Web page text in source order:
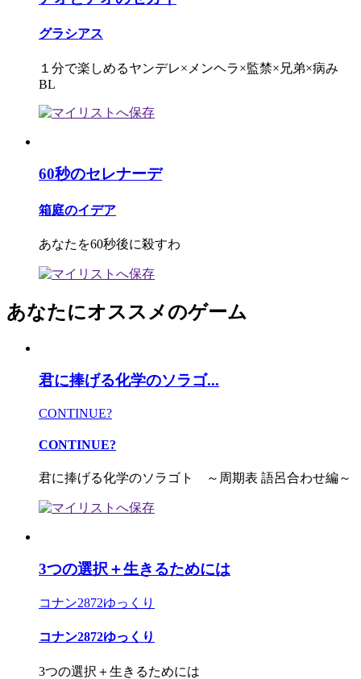
グラシアス
１分で楽しめるヤンデレ×メンヘラ×監禁×兄弟×病み
BL
60秒のセレナーデ
箱庭のイデア
あなたを60秒後に殺すわ
あなたにオススメのゲーム
君に捧げる化学のソラゴ...
CONTINUE?
CONTINUE?
君に捧げる化学のソラゴト ～周期表 語呂合わせ編～
3つの選択＋生きるためには
コナン2872ゆっくり
コナン2872ゆっくり
3つの選択＋生きるためには